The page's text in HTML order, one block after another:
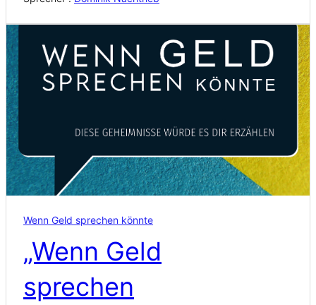
Wenn Geld sprechen könnte
„Wenn Geld
sprechen